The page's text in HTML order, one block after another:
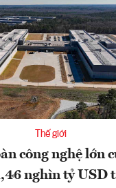
Thế giới
công nghệ lớn
nghìn tỷ USD